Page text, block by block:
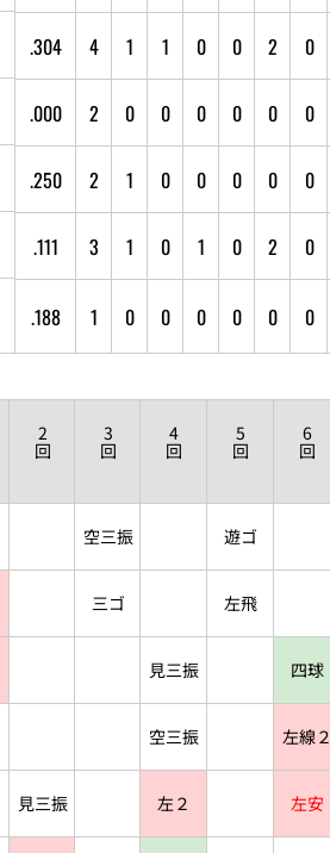
.304 4 1 1 0 0 2 0
.000 2 0 0 0 0 0 0
.250 2 1 0 0 0 0 0
.111 3 1 0 1 0 2 0
.188 1 0 0 0 0 0 0
2
回
3
回
4
回
5
回
6
回
空三振 遊ゴ
三ゴ 左飛
見三振 四球
空三振 左線
見三振 左２ 左安